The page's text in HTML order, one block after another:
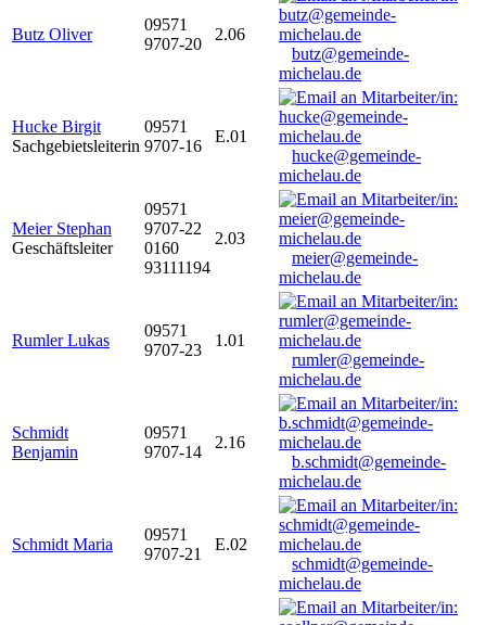
Butz Oliver
09571
9707-20
2.06
butz@gemeinde-
michelau.de
Hucke Birgit
Sachgebietsleiterin
09571
9707-16
E.01
hucke@gemeinde-
michelau.de
Meier Stephan
Geschäftsleiter
09571
9707-22
0160
93111194
2.03
meier@gemeinde-
michelau.de
Rumler Lukas
09571
9707-23
1.01
rumler@gemeinde-
michelau.de
Schmidt
Benjamin
09571
9707-14
2.16
b.schmidt@gemeinde-
michelau.de
Schmidt Maria
09571
9707-21
E.02
schmidt@gemeinde-
michelau.de